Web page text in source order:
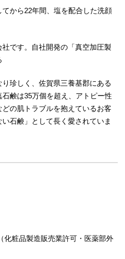
から22年間、塩を配合した洗顔
です。自社開発の「真空加圧製
珍しく、佐賀県三養基郡にある
鹸は35万個を超え、アトピー性
の肌トラブルを抱えているお客
石鹸」として長く愛されていま
化粧品製造販売業許可・医薬部外